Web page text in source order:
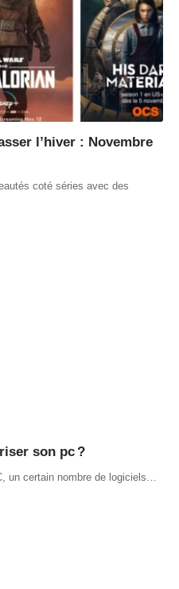
l’hiver : Novembre
coté séries avec des
son pc ?
un certain nombre de logiciels…